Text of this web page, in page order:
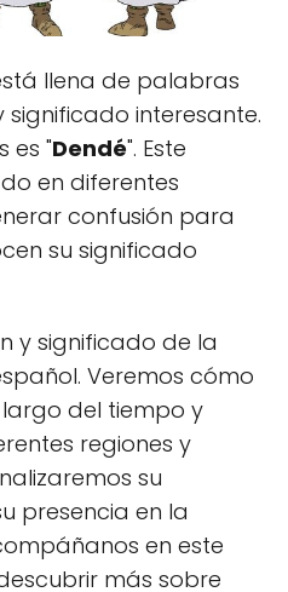
llena de palabras
significado interesante.
es "Dendé". Este
en diferentes
confusión para
su significado
y significado de la
Veremos cómo
del tiempo y
regiones y
su
presencia en la
en este
más sobre